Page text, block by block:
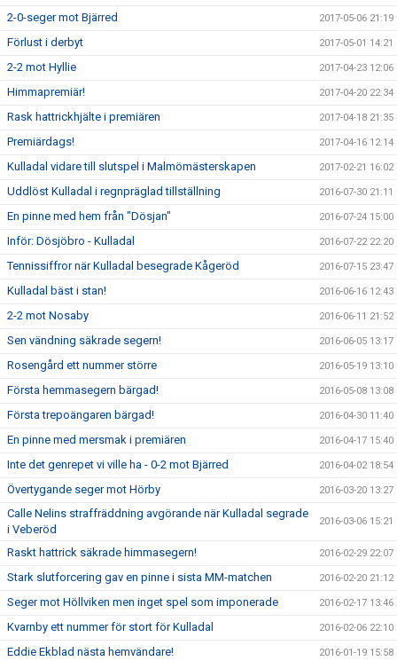
2-0-seger mot Bjärred 2017-05-06 21:19
Förlust i derbyt 2017-05-01 14:21
2-2 mot Hyllie 2017-04-23 12:06
Himmapremiär! 2017-04-20 22:34
Rask hattrickhjälte i premiären 2017-04-18 21:35
Premiärdags! 2017-04-16 12:14
Kulladal vidare till slutspel i Malmömästerskapen 2017-02-21 16:02
Uddlöst Kulladal i regnpräglad tillställning 2016-07-30 21:11
En pinne med hem från "Dösjan" 2016-07-24 15:00
Inför: Dösjöbro - Kulladal 2016-07-22 22:20
Tennissiffror när Kulladal besegrade Kågeröd 2016-07-15 23:47
Kulladal bäst i stan! 2016-06-16 12:43
2-2 mot Nosaby 2016-06-11 21:52
Sen vändning säkrade segern! 2016-06-05 13:17
Rosengård ett nummer större 2016-05-19 13:10
Första hemmasegern bärgad! 2016-05-08 13:08
Första trepoängaren bärgad! 2016-04-30 11:40
En pinne med mersmak i premiären 2016-04-17 15:40
Inte det genrepet vi ville ha - 0-2 mot Bjärred 2016-04-02 18:54
Övertygande seger mot Hörby 2016-03-20 13:27
Calle Nelins straffräddning avgörande när Kulladal segrade
i Veberöd
2016-03-06 15:21
Raskt hattrick säkrade himmasegern! 2016-02-29 22:07
Stark slutforcering gav en pinne i sista MM-matchen 2016-02-20 21:12
Seger mot Höllviken men inget spel som imponerade 2016-02-17 13:46
Kvarnby ett nummer för stort för Kulladal 2016-02-06 22:10
Eddie Ekblad nästa hemvändare! 2016-01-19 15:58